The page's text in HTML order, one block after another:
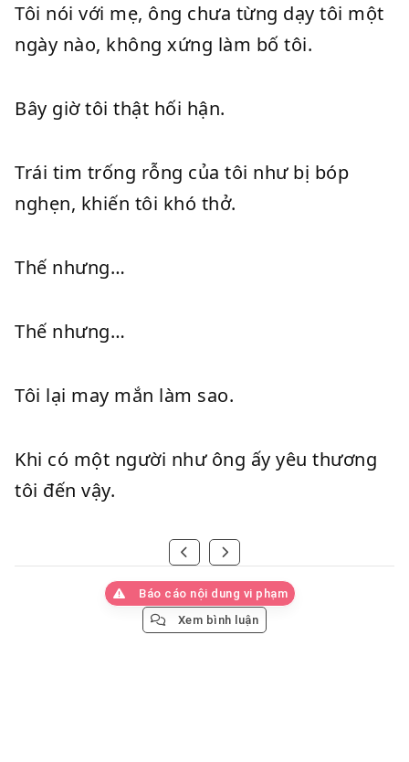
Tôi nói với mẹ, ông chưa từng dạy tôi một
ngày nào, không xứng làm bố tôi.
Bây giờ tôi thật hối hận.
Trái tim trống rỗng của tôi như bị bóp
nghẹn, khiến tôi khó thở.
Thế nhưng…
Thế nhưng…
Tôi lại may mắn làm sao.
Khi có một người như ông ấy yêu thương
tôi đến vậy.
Báo cáo nội dung vi phạm
Xem bình luận